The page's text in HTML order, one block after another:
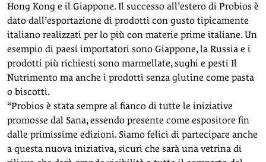
Hong Kong e il Giappone. Il successo all’estero di Probios è
dato dall’esportazione di prodotti con gusto tipicamente
italiano realizzati per lo più con materie prime italiane. Un
esempio di paesi importatori sono Giappone, la Russia e i
prodotti più richiesti sono marmellate, sughi e pesti Il
Nutrimento ma anche i prodotti senza glutine come pasta
o biscotti.
“Probios è stata sempre al fianco di tutte le iniziative
promosse dal Sana, essendo presente come espositore fin
dalle primissime edizioni. Siamo felici di partecipare anche
a questa nuova iniziativa, sicuri che sarà una vetrina di